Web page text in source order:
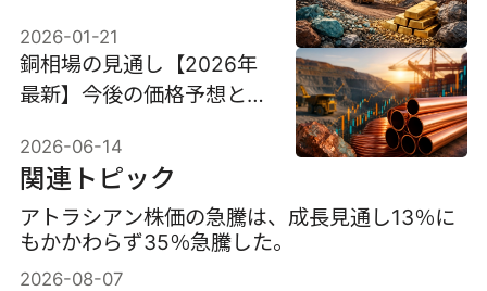
2026-01-21
銅相場の見通し【2026年
最新】今後の価格予想と上
2026-06-14
関連トピック
アトラシアン株価の急騰は、成長見通し13％に
もかかわらず35％急騰した。
2026-08-07